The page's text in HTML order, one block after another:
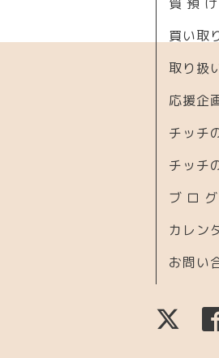
買い取
取り扱
応援企
チッチ
チッチ
ブ ロ グ
カレン
お問い